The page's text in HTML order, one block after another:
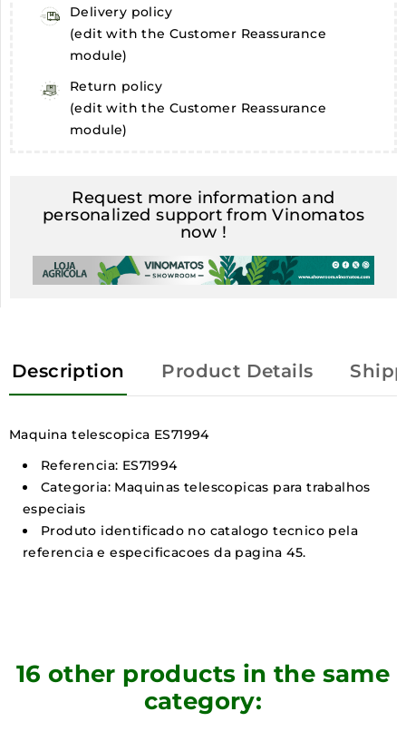
Delivery policy
(edit with the Customer Reassurance
module)
Return policy
(edit with the Customer Reassurance
module)
Request more information and
personalized support from Vinomatos
now !
Description Product Details
Maquina telescopica ES71994
Referencia: ES71994
Categoria: Maquinas telescopicas para trabalhos
especiais
Produto identificado no catalogo tecnico pela
referencia e especificacoes da pagina 45.
16 other products in the same
category: